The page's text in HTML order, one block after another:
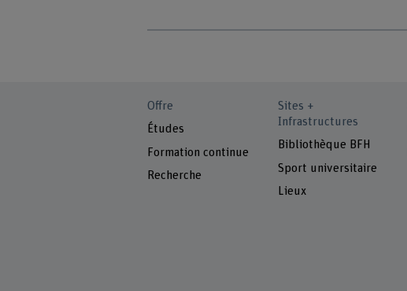
Offre
Études
Formation continue
Recherche
Sites +
Infrastructures
Bibliothèque BFH
Sport universitaire
Lieux